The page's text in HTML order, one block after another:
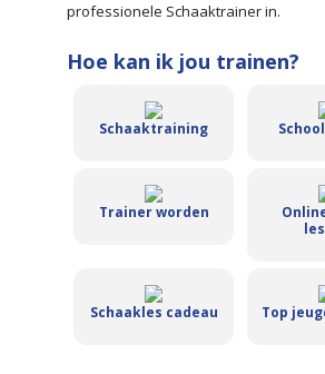
professionele Schaaktrainer in.
Hoe kan ik jou trainen?
Schaaktraining
Trainer worden
Schaakles cadeau Top